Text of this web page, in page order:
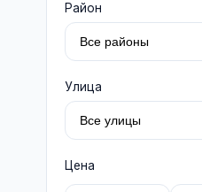
Район
Улица
Цена